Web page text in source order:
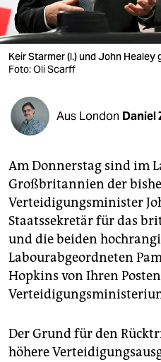
veranstaltungen
shop
fragen & hilfe
unterstützen
abo
genossenschaft
epaper login
Keir Starmer (l.) und John
Foto: Oli Scarff
Aus London Daniel
Am Donnerstag sind im
Großbritannien der
Verteidigungsminister
Staatssekretär für das
und die beiden
Labourabgeordneten
Hopkins von Ihren
Der Grund für den
höhere